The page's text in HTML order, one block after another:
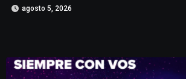
agosto 5, 2026